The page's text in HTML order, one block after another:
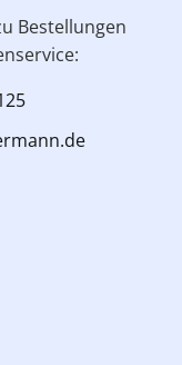
Bestellungen